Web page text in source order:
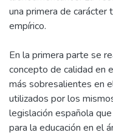
una primera de carácter
empírico.
En la primera parte se
concepto de calidad en
más sobresalientes en
utilizados por los
legislación española
para la educación en el